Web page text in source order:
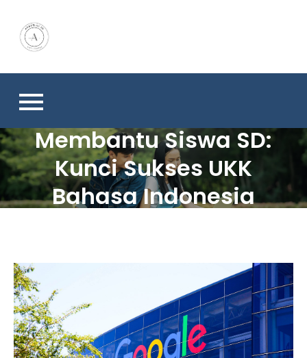
content
Membantu Siswa SD:
Kunci Sukses UKK
Bahasa Indonesia